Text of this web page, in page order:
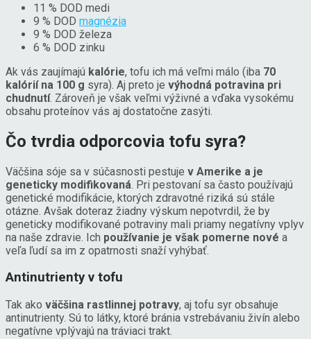
11 % DOD medi
9 % DOD magnézia
9 % DOD železa
6 % DOD zinku
Ak vás zaujímajú kalórie, tofu ich má veľmi málo (iba 70
kalórií na 100 g syra). Aj preto je výhodná potravina pri
chudnutí. Zároveň je však veľmi výživné a vďaka vysokému
obsahu proteínov vás aj dostatočne zasýti.
Čo tvrdia odporcovia tofu syra?
Väčšina sóje sa v súčasnosti pestuje v Amerike a je
geneticky modifikovaná . Pri pestovaní sa často používajú
genetické modifikácie, ktorých zdravotné riziká sú stále
otázne. Avšak doteraz žiadny výskum nepotvrdil, že by
geneticky modifikované potraviny mali priamy negatívny vplyv
na naše zdravie. Ich používanie je však pomerne nové a
veľa ľudí sa im z opatrnosti snaží vyhýbať.
Antinutrienty v tofu
Tak ako väčšina rastlinnej potravy, aj tofu syr obsahuje
antinutrienty. Sú to látky, ktoré bránia vstrebávaniu živín alebo
negatívne vplývajú na tráviaci trakt.